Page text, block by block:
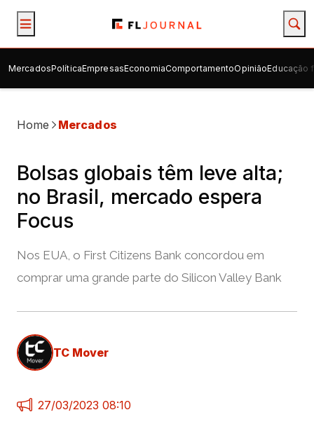
MercadosPolíticaEmpresasEconomiaComportamentoOpiniãoEducação
Home Mercados
Bolsas globais têm leve alta;
no Brasil, mercado espera
Focus
Nos EUA, o First Citizens Bank concordou em
comprar uma grande parte do Silicon Valley Bank
TC Mover
27/03/2023 08:10